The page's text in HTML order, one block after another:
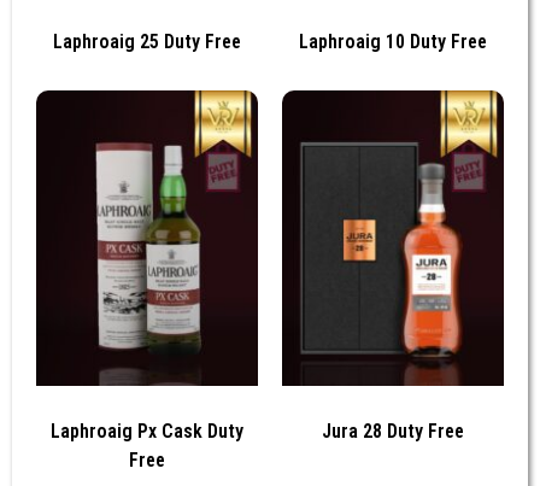
Laphroaig 25 Duty Free Laphroaig 10 Duty Free
Laphroaig Px Cask Duty
Free
Jura 28 Duty Free